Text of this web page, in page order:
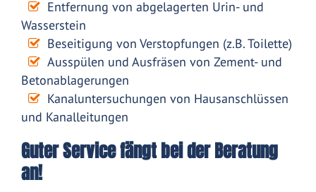
Entfernung von abgelagerten Urin- und
Wasserstein
Beseitigung von Verstopfungen (z.B. Toilette)
Ausspülen und Ausfräsen von Zement- und
Betonablagerungen
Kanaluntersuchungen von Hausanschlüssen
und Kanalleitungen
Guter Service fängt bei der Beratung
an!